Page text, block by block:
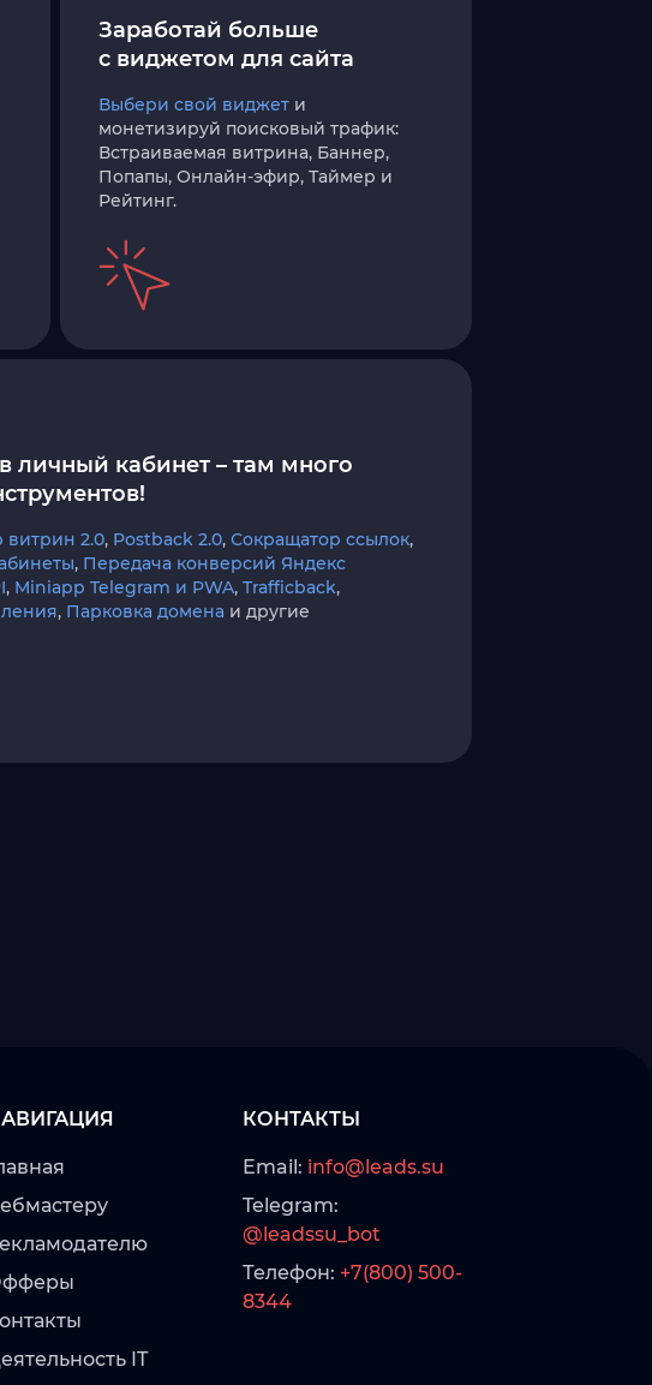
Заработай больше
с виджетом для сайта
Выбери свой виджет и
монетизируй поисковый трафик:
Встраиваемая витрина, Баннер,
Попапы, Онлайн-эфир, Таймер и
Рейтинг.
личный кабинет – там много
витрин 2.0, Postback 2.0, Сокращатор ссылок,
, Передача конверсий Яндекс
, Miniapp Telegram и PWA, Trafficback,
, Парковка домена и другие
IT
КОНТАКТЫ
Email: info@leads.su
Telegram:
@leadssu_bot
Телефон: +7(800) 500-
8344